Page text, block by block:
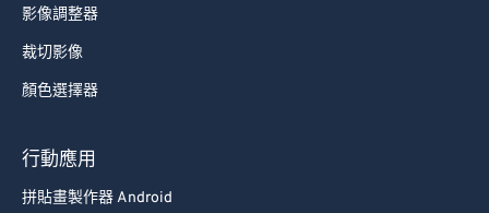
影像調整器
裁切影像
顏色選擇器
行動應用
拼貼畫製作器 Android